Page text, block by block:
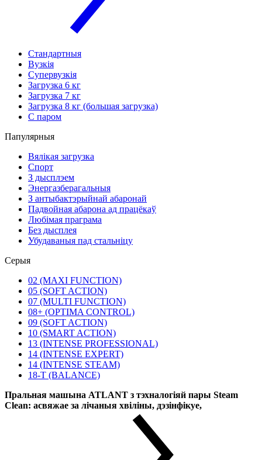
Стандартныя
Вузкія
Супервузкія
Загрузка 6 кг
Загрузка 7 кг
Загрузка 8 кг (большая загрузка)
С паром
Папулярныя
Вялікая загрузка
Спорт
З дысплэем
Энергазберагальныя
З антыбактэрыйнай абаронай
Падвойная абарона ад працёкаў
Любімая праграма
Без дысплея
Убудаваныя пад стальніцу
Серыя
02 (MAXI FUNCTION)
05 (SOFT ACTION)
07 (MULTI FUNCTION)
08+ (OPTIMA CONTROL)
09 (SOFT ACTION)
10 (SMART ACTION)
13 (INTENSE PROFESSIONAL)
14 (INTENSE EXPERT)
14 (INTENSE STEAM)
18-T (BALANCE)
Пральная машына ATLANT з тэхналогіяй пары Steam
Clean: асвяжае за лічаныя хвіліны, дэзінфікуе,